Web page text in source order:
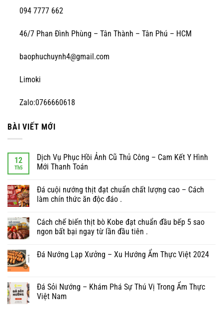
094 7777 662
46/7 Phan Đình Phùng – Tân Thành – Tân Phú – HCM
baophuchuynh4@gmail.com
Limoki
Zalo:0766660618
BÀI VIẾT MỚI
12
Th5
Dịch Vụ Phục Hồi Ảnh Cũ Thủ Công – Cam Kết Y Hình
Mới Thanh Toán
Đá cuội nướng thịt đạt chuẩn chất lượng cao – Cách
làm chín thức ăn độc đáo .
Cách chế biến thịt bò Kobe đạt chuẩn đầu bếp 5 sao
ngon bất bại ngay từ lần đầu tiên .
Đá Nướng Lạp Xưởng – Xu Hướng Ẩm Thực Việt 2024
Đá Sỏi Nướng – Khám Phá Sự Thú Vị Trong Ẩm Thực
Việt Nam